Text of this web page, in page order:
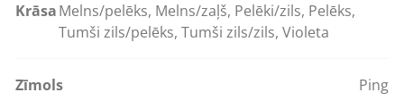
KrāsaMelns/pelēks, Melns/zaļš, Pelēki/zils, Pelēks,
Tumši zils/pelēks, Tumši zils/zils, Violeta
Zīmols Ping